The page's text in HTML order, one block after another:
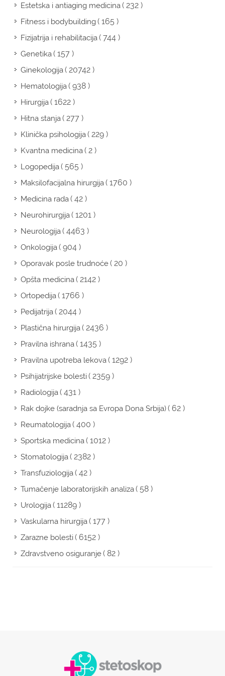
Estetska i antiaging medicina( 232 )
Fitness i bodybuilding( 165 )
Fizijatrija i rehabilitacija( 744 )
Genetika( 157 )
Ginekologija( 20742 )
Hematologija( 938 )
Hirurgija( 1622 )
Hitna stanja( 277 )
Klinička psihologija( 229 )
Kvantna medicina( 2 )
Logopedija( 565 )
Maksilofacijalna hirurgija( 1760 )
Medicina rada( 42 )
Neurohirurgija( 1201 )
Neurologija( 4463 )
Onkologija( 904 )
Oporavak posle trudnoće( 20 )
Opšta medicina( 2142 )
Ortopedija( 1766 )
Pedijatrija( 2044 )
Plastična hirurgija( 2436 )
Pravilna ishrana( 1435 )
Pravilna upotreba lekova( 1292 )
Psihijatrijske bolesti( 2359 )
Radiologija( 431 )
Rak dojke (saradnja sa Evropa Dona Srbija)( 62 )
Reumatologija( 400 )
Sportska medicina( 1012 )
Stomatologija( 2382 )
Transfuziologija( 42 )
Tumačenje laboratorijskih analiza( 58 )
Urologija( 11289 )
Vaskularna hirurgija( 177 )
Zarazne bolesti( 6152 )
Zdravstveno osiguranje( 82 )